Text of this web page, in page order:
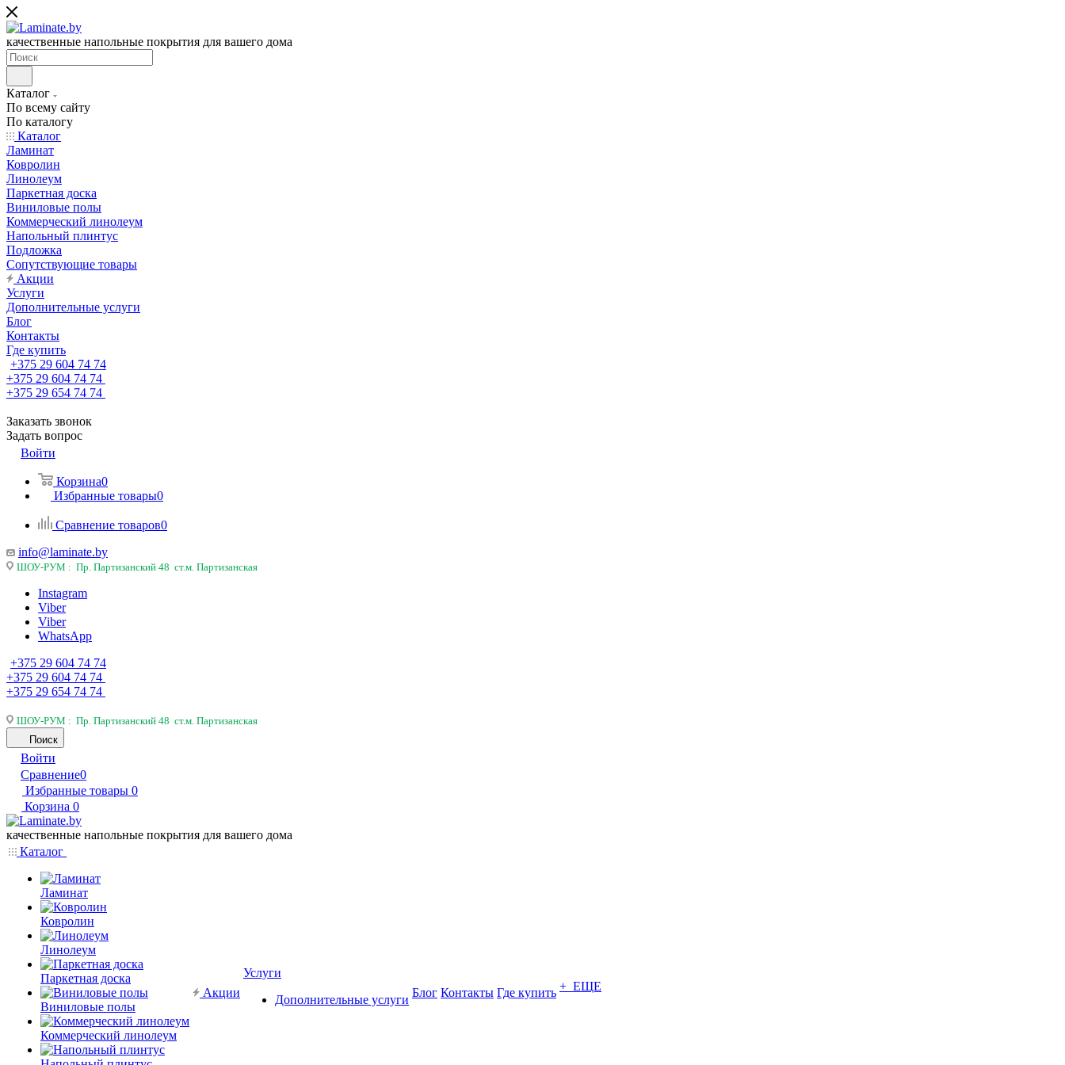
качественные напольные покрытия для вашего дома
Каталог
По всему сайту
По каталогу
Каталог
Ламинат
Ковролин
Линолеум
Паркетная доска
Виниловые полы
Коммерческий линолеум
Напольный плинтус
Подложка
Сопутствующие товары
Акции
Услуги
Дополнительные услуги
Блог
Контакты
Где купить
+375 29 604 74 74
+375 29 604 74 74
+375 29 654 74 74
Заказать звонок
Задать вопрос
Войти
Корзина0
Избранные товары0
Сравнение товаров0
info@laminate.by
ШОУ-РУМ : Пр. Партизанский 48 ст.м. Партизанская
Instagram
Viber
Viber
WhatsApp
+375 29 604 74 74
+375 29 604 74 74
+375 29 654 74 74
ШОУ-РУМ : Пр. Партизанский 48 ст.м. Партизанская
Поиск
Войти
Сравнение0
Избранные товары 0
Корзина 0
качественные напольные покрытия для вашего дома
Каталог
Ламинат
Ковролин
Линолеум
Паркетная доска
Виниловые полы
Коммерческий линолеум
Акции
Услуги
Дополнительные услуги
Блог Контакты Где купить + ЕЩЕ